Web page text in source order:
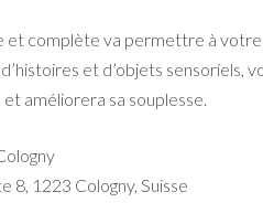
complète va permettre à
d’histoires et d’objets
améliorera sa souplesse.
8, 1223 Cologny, Suisse